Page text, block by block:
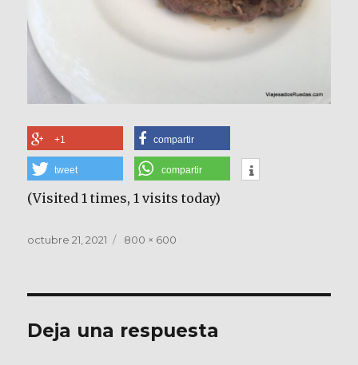
+1 compartir
tweet compartir
(Visited 1 times, 1 visits today)
Publicado
octubre 21, 2021
Tamaño
800 × 600
Deja una respuesta